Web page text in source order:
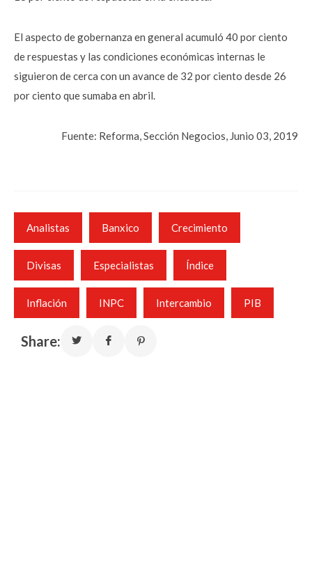
El aspecto de gobernanza en general acumuló 40 por ciento
de respuestas y las condiciones económicas internas le
siguieron de cerca con un avance de 32 por ciento desde 26
por ciento que sumaba en abril.
Fuente: Reforma, Sección Negocios, Junio 03, 2019
Analistas Banxico Crecimiento
Divisas Especialistas Índice
Inflación INPC Intercambio PIB
Share: